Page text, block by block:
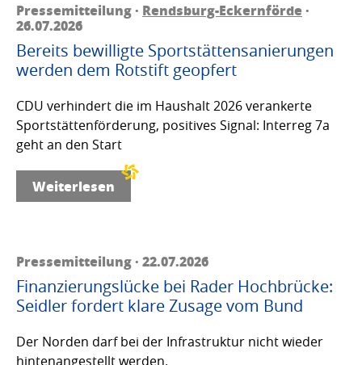
Pressemitteilung · Rendsburg-Eckernförde·
26.07.2026
Bereits bewilligte Sportstättensanierungen
werden dem Rotstift geopfert
CDU verhindert die im Haushalt 2026 verankerte
Sportstättenförderung, positives Signal: Interreg 7a
geht an den Start
Weiterlesen
Pressemitteilung · 22.07.2026
Finanzierungslücke bei Rader Hochbrücke:
Seidler fordert klare Zusage vom Bund
Der Norden darf bei der Infrastruktur nicht wieder
hintenangestellt werden.